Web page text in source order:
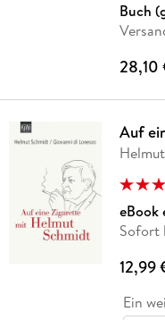
Buch
28,10
Auf
eBook
Sofort
12,99
Ein